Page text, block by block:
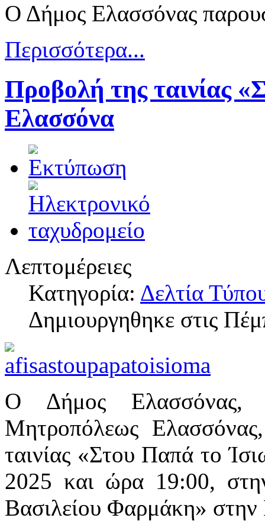
Ο Δήμος Ελασσόνας
Περισσότερα...
Προβολή της ταινίας
Ελασσόνα
Λεπτομέρειες
Κατηγορία: Δελτία
Δημιουργηθηκε στις
Ο Δήμος Ελασσόνας,
Μητροπόλεως
ταινίας «Στου Παπά το
2025 και ώρα 19:00,
Βασιλείου Φαρμάκη»